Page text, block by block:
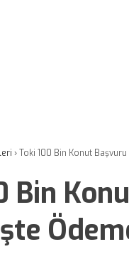
›Toki 100 Bin Konut Başvuru
Bin